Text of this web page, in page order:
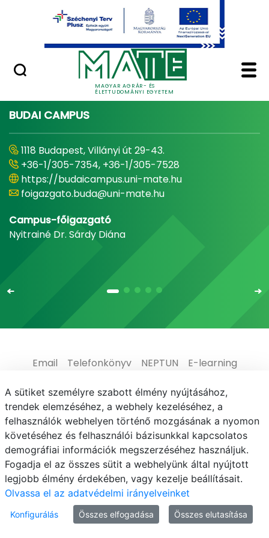
Ugrás a fő tartalomhoz
MAGYAR AGRÁR- ÉS
ÉLETTUDOMÁNYI EGYETEM
Minőségügy
Home - Magyar
BUDAI CAMPUS
1118 Budapest, Villányi út 29-43.
+36-1/305-7354, +36-1/305-7528
https://budaicampus.uni-mate.hu
foigazgato.buda@uni-mate.hu
Campus-főigazgató
Nyitrainé Dr. Sárdy Diána
Email Telefonkönyv NEPTUN
E-learning
Médiaközpont
Informatikai Igazgatóság
Adatvédelem
© MATE 2021
A sütiket személyre szabott élmény nyújtásához,
trendek elemzéséhez, a webhely kezeléséhez, a
felhasználók webhelyen történő mozgásának a nyomon
követéséhez és felhasználói bázisunkkal kapcsolatos
demográfiai információk megszerzéséhez használjuk.
Fogadja el az összes sütit a webhelyünk által nyújtott
legjobb élmény érdekében, vagy kezelje beállításait.
Olvassa el az adatvédelmi irányelveinket
Konfigurálás Összes elfogadása Összes elutasítása